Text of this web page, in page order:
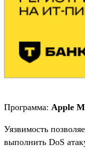
Программа: Apple
Уязвимость
выполнить DoS